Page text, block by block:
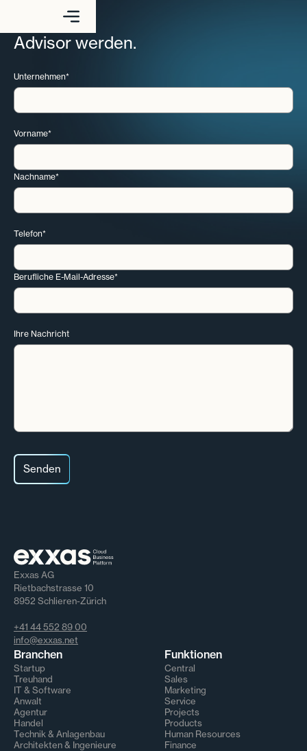
Advisor werden.
Unternehmen*
Vorname*
Nachname*
Telefon*
Berufliche E-Mail-Adresse*
Ihre Nachricht
Exxas AG
Rietbachstrasse 10
8952 Schlieren-Zürich
+41 44 552 89 00
info@exxas.net
Branchen
Startup
Treuhand
IT & Software
Anwalt
Agentur
Handel
Technik & Anlagenbau
Architekten & Ingenieure
Funktionen
Central
Sales
Marketing
Service
Projects
Products
Human Resources
Finance